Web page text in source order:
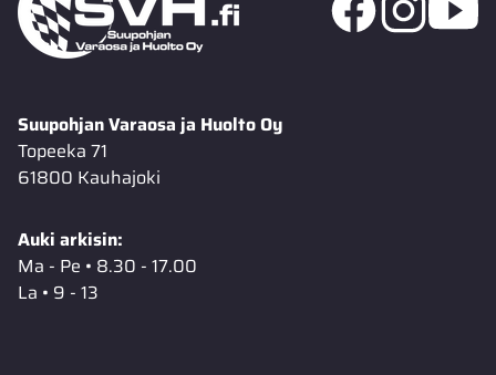
Suupohjan Varaosa ja Huolto Oy
Topeeka 71
61800 Kauhajoki
Auki arkisin:
Ma - Pe • 8.30 - 17.00
La • 9 - 13